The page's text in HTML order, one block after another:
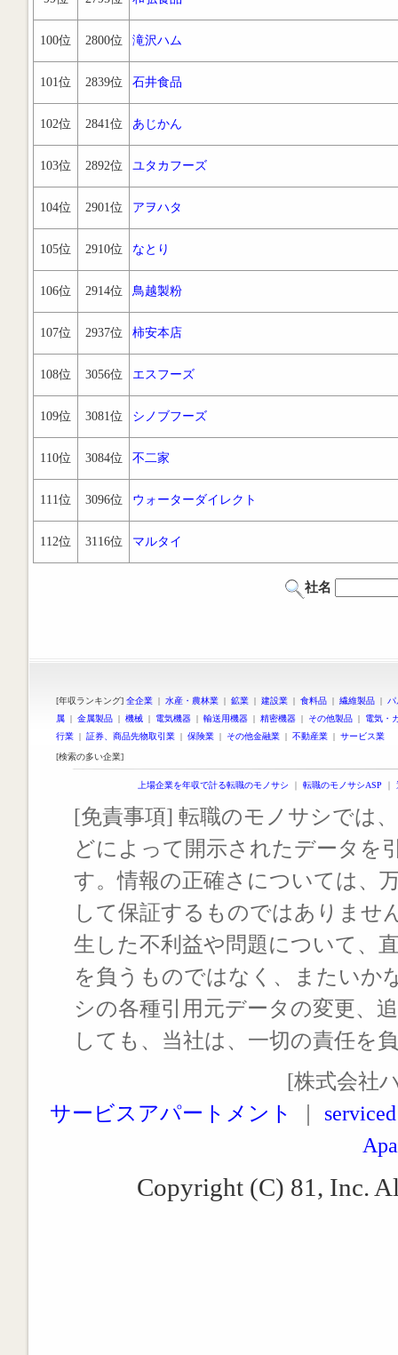
100位 2800位 滝沢ハム
101位 2839位 石井食品
102位 2841位 あじかん
103位 2892位 ユタカフーズ
104位 2901位 アヲハタ
105位 2910位 なとり
106位 2914位 鳥越製粉
107位 2937位 柿安本店
108位 3056位 エスフーズ
109位 3081位 シノブフーズ
110位 3084位 不二家
111位 3096位 ウォーターダイレクト
112位 3116位 マルタイ
社名
[年収ランキング] 全企業 | 水産・農林業 | 鉱業 | 建設業 | 食料品 | 繊維製品 |
属 | 金属製品 | 機械 | 電気機器 | 輸送用機器 | 精密機器 | その他製品 | 電気・
行業 | 証券、商品先物取引業 | 保険業 | その他金融業 | 不動産業 | サービス業
[検索の多い企業]
上場企業を年収で計る転職のモノサシ ｜ 転職のモノサシASP ｜
[免責事項] 転職のモノサシでは
どによって開示されたデータを
す。情報の正確さについては、
して保証するものではありませ
生した不利益や問題について、
を負うものではなく、またいか
シの各種引用元データの変更、
しても、当社は、一切の責任を
[株式会社
サービスアパートメント
Copyright (C) 81, Inc.